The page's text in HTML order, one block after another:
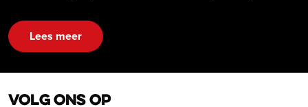
Lees meer
Volg ons op